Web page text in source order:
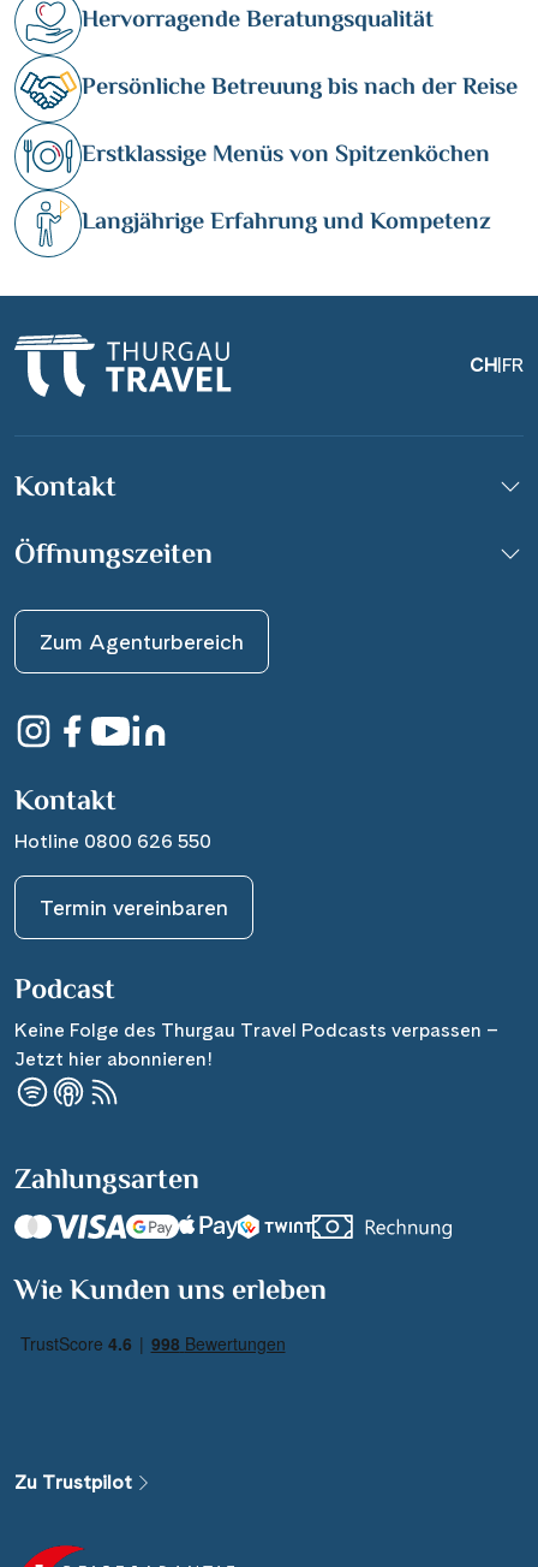
Hervorragende Beratungsqualität
Persönliche Betreuung bis nach der Reise
Erstklassige Menüs von Spitzenköchen
Langjährige Erfahrung und Kompetenz
CH|FR
Kontakt
Öffnungszeiten
Zum Agenturbereich
Kontakt
Hotline 0800 626 550
Termin vereinbaren
Podcast
Keine Folge des Thurgau Travel Podcasts verpassen –
Jetzt hier abonnieren!
Zahlungsarten
Wie Kunden uns erleben
Zu Trustpilot
Suchen & Buchen
Alle Gewässer
Alle Schiffe